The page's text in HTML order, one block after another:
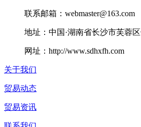
联系邮箱：webmaster@163.com
地址：中国·湖南省长沙市芙蓉
网址：http://www.sdhxfh.com
关于我们
贸易动态
贸易资讯